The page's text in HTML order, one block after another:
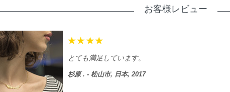
お客様レビュー
とても満足しています。
杉原 . - 松山市, 日本, 2017